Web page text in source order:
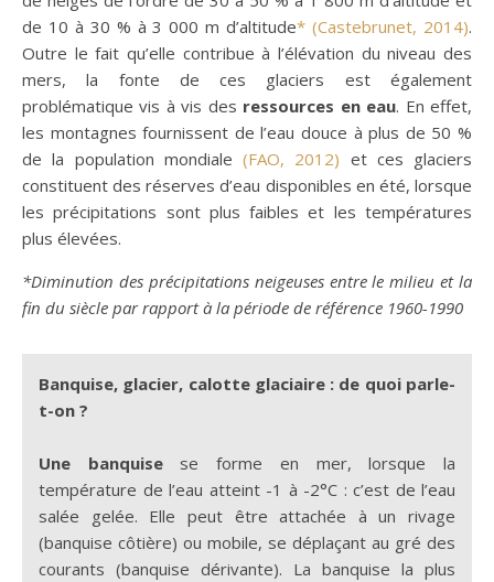
de 10 à 30 % à 3 000 m d’altitude* (Castebrunet, 2014).
Outre le fait qu’elle contribue à l’élévation du niveau des
mers, la fonte de ces glaciers est également
problématique vis à vis des ressources en eau. En effet,
les montagnes fournissent de l’eau douce à plus de 50 %
de la population mondiale (FAO, 2012) et ces glaciers
constituent des réserves d’eau disponibles en été, lorsque
les précipitations sont plus faibles et les températures
plus élevées.
*Diminution des précipitations neigeuses entre le milieu et la
fin du siècle par rapport à la période de référence 1960-1990
Banquise, glacier, calotte glaciaire : de quoi parle-
t-on ?
Une banquise se forme en mer, lorsque la
température de l’eau atteint -1 à -2°C : c’est de l’eau
salée gelée. Elle peut être attachée à un rivage
(banquise côtière) ou mobile, se déplaçant au gré des
courants (banquise dérivante). La banquise la plus